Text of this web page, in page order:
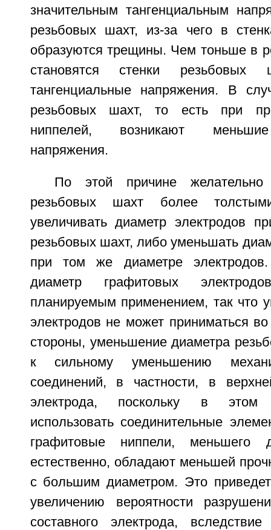
значительным тангенциальным
резьбовых шахт, из-за чего в
образуются трещины. Чем тоньше в
становятся стенки
тангенциальные напряжения. В
резьбовых шахт, то есть при
ниппелей, возникают меньшие
напряжения.
По этой причине желательно
резьбовых шахт более
увеличивать диаметр электродов
резьбовых шахт, либо уменьшать
при том же диаметре
диаметр графитовых
планируемым применением, так что
электродов не может приниматься
стороны, уменьшение диаметра
к сильному уменьшению
соединений, в частности, в
электрода, поскольку в этом
использовать соединительные
графитовые ниппели, меньшего
естественно, обладают меньшей
с большим диаметром. Это
увеличению вероятности
составного электрода,